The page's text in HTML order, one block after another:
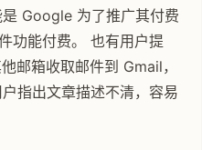
Google 为了推广其付费
功能付费。 也有用户提
邮箱收取邮件到 Gmail，
指出文章描述不清，容易